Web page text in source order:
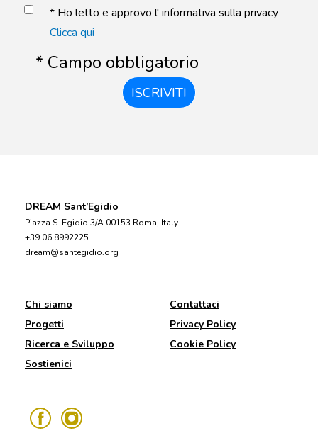
* Ho letto e approvo l' informativa sulla privacy
Clicca qui
* Campo obbligatorio
ISCRIVITI
DREAM Sant’Egidio
Piazza S. Egidio 3/A 00153 Roma, Italy
+39 06 8992225
dream@santegidio.org
Chi siamo
Progetti
Ricerca e Sviluppo
Sostienici
Contattaci
Privacy Policy
Cookie Policy